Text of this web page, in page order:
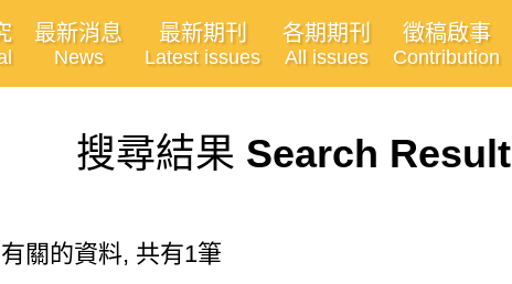
最新消息
News
最新期刊
Latest issues
各期期刊
All issues
徵稿啟事
Contribution
搜尋結果 Search Result
關的資料, 共有1筆